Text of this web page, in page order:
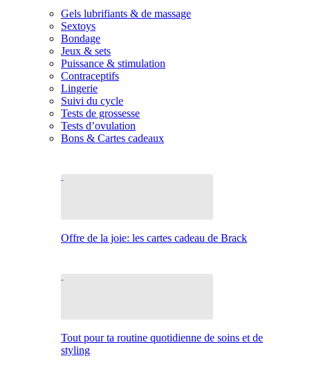
Gels lubrifiants & de massage
Sextoys
Bondage
Jeux & sets
Puissance & stimulation
Contraceptifs
Lingerie
Suivi du cycle
Tests de grossesse
Tests d’ovulation
Bons & Cartes cadeaux
Offre de la joie: les cartes cadeau de Brack
Tout pour ta routine quotidienne de soins et de
styling